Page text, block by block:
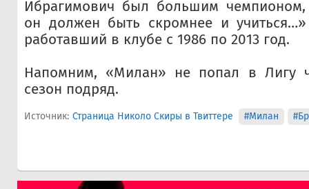
Ибрагимович был большим
он должен быть скромнее и
работавший в клубе с 1986 по 2013 год.
Напомним, «Милан» не попал в Лигу
сезон подряд.
Источник: Страница Николо Скиры в Твиттере #Милан